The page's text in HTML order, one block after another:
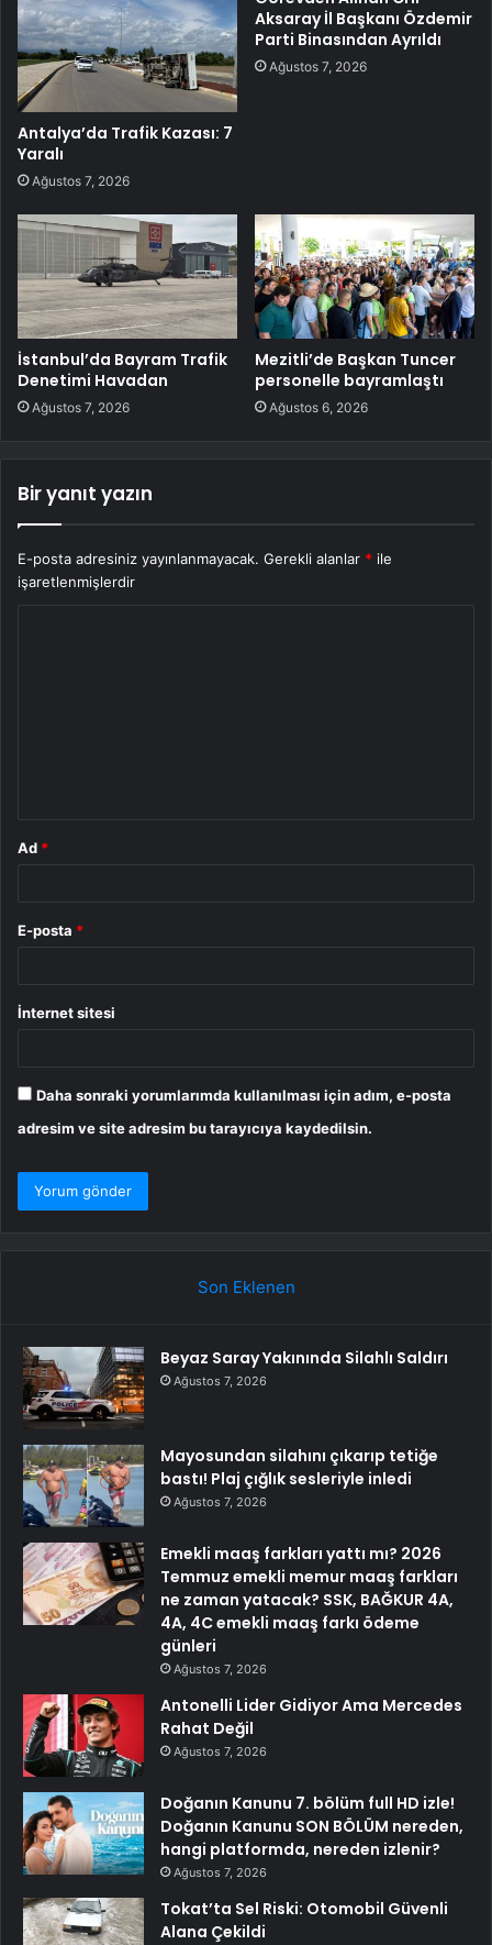
Antalya’da Trafik Kazası: 7
Yaralı
Ağustos 7, 2026
Aksaray İl Başkanı Özdemir
Parti Binasından Ayrıldı
Ağustos 7, 2026
İstanbul’da Bayram Trafik
Denetimi Havadan
Ağustos 7, 2026
Mezitli’de Başkan Tuncer
personelle bayramlaştı
Ağustos 6, 2026
Bir yanıt yazın
E-posta adresiniz yayınlanmayacak. Gerekli alanlar * ile
işaretlenmişlerdir
Ad *
E-posta *
İnternet sitesi
Daha sonraki yorumlarımda kullanılması için adım, e-posta
adresim ve site adresim bu tarayıcıya kaydedilsin.
Son Eklenen
Beyaz Saray Yakınında Silahlı Saldırı
Ağustos 7, 2026
Mayosundan silahını çıkarıp tetiğe
bastı! Plaj çığlık sesleriyle inledi
Ağustos 7, 2026
Emekli maaş farkları yattı mı? 2026
Temmuz emekli memur maaş farkları
ne zaman yatacak? SSK, BAĞKUR 4A,
4A, 4C emekli maaş farkı ödeme
günleri
Ağustos 7, 2026
Antonelli Lider Gidiyor Ama Mercedes
Rahat Değil
Ağustos 7, 2026
Doğanın Kanunu 7. bölüm full HD izle!
Doğanın Kanunu SON BÖLÜM nereden,
hangi platformda, nereden izlenir?
Ağustos 7, 2026
Tokat’ta Sel Riski: Otomobil Güvenli
Alana Çekildi